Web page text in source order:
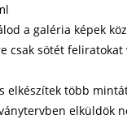
a galéria képek
csak sötét feliratokat
elkészítek több
elküldök